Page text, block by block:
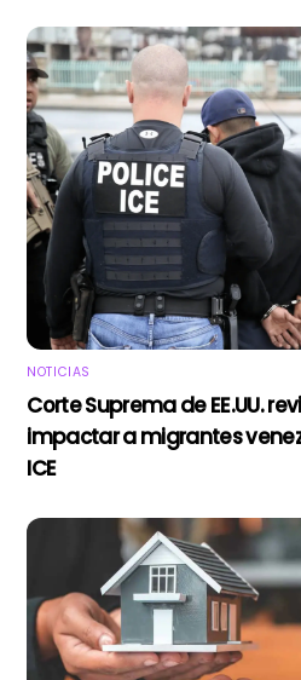
NOTICIAS
Corte Suprema de EE.UU.
impactar a migrantes
ICE